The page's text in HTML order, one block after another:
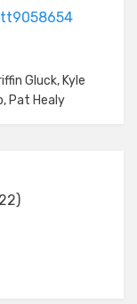
Gluck, Kyle
, Pat Healy